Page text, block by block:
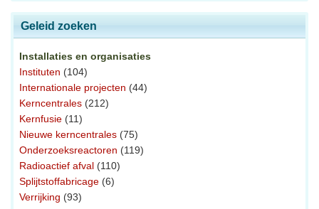
Geleid zoeken
Installaties en organisaties
Instituten (104)
Internationale projecten (44)
Kerncentrales (212)
Kernfusie (11)
Nieuwe kerncentrales (75)
Onderzoeksreactoren (119)
Radioactief afval (110)
Splijtstoffabricage (6)
Verrijking (93)